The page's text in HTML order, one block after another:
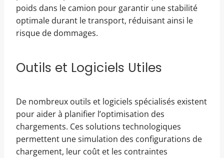
poids dans le camion pour garantir une stabilité
optimale durant le transport, réduisant ainsi le
risque de dommages.
Outils et Logiciels Utiles
De nombreux outils et logiciels spécialisés existent
pour aider à planifier l’optimisation des
chargements. Ces solutions technologiques
permettent une simulation des configurations de
chargement, leur coût et les contraintes